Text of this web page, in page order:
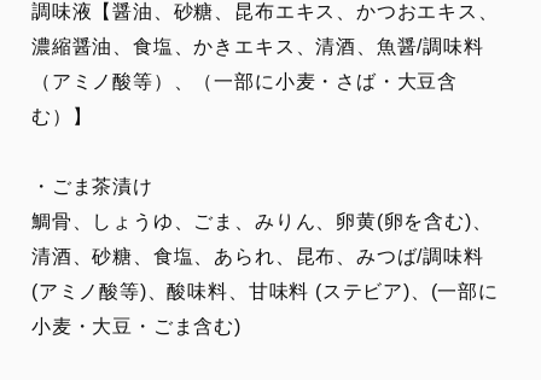
調味液【醤油、砂糖、昆布エキス、かつおエキス、
濃縮醤油、食塩、かきエキス、清酒、魚醤/調味料
（アミノ酸等）、（一部に小麦・さば・大豆含
む）】
・ごま茶漬け
鯛骨、しょうゆ、ごま、みりん、卵黄(卵を含む)、
清酒、砂糖、食塩、あられ、昆布、みつば/調味料
(アミノ酸等)、酸味料、甘味料 (ステビア)、(一部に
小麦・大豆・ごま含む)